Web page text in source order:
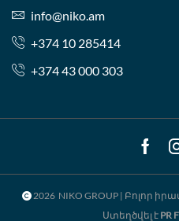
info@niko.am
+374 10 285414
+374 43 000 303
2026 NIKO GROUP | Բոլոր
Ստեղծվել է PR